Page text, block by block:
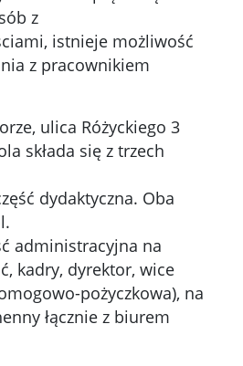
z
istnieje możliwość
z pracownikiem
ulica Różyckiego 3
składa się z trzech
dydaktyczna. Oba
administracyjna na
kadry, dyrektor, wice
pożyczkowa), na
łącznie z biurem